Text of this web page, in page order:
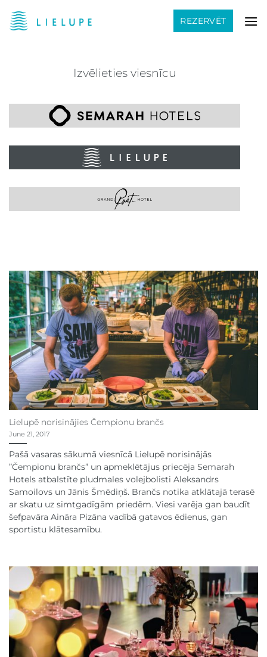
REZERVĒT
Lielupē norisinājies Čempionu brančs
June 21, 2017
Pašā vasaras sākumā viesnīcā Lielupē norisinājās
”Čempionu brančs” un apmeklētājus priecēja Semarah
Hotels atbalstīte pludmales volejbolisti Aleksandrs
Samoilovs un Jānis Šmēdiņš. Brančs notika atklātajā terasē
ar skatu uz simtgadīgām priedēm. Viesi varēja gan baudīt
šefpavāra Aināra Pizāna vadībā gatavos ēdienus, gan
sportistu klātesamību.
Izvēlieties viesnīcu